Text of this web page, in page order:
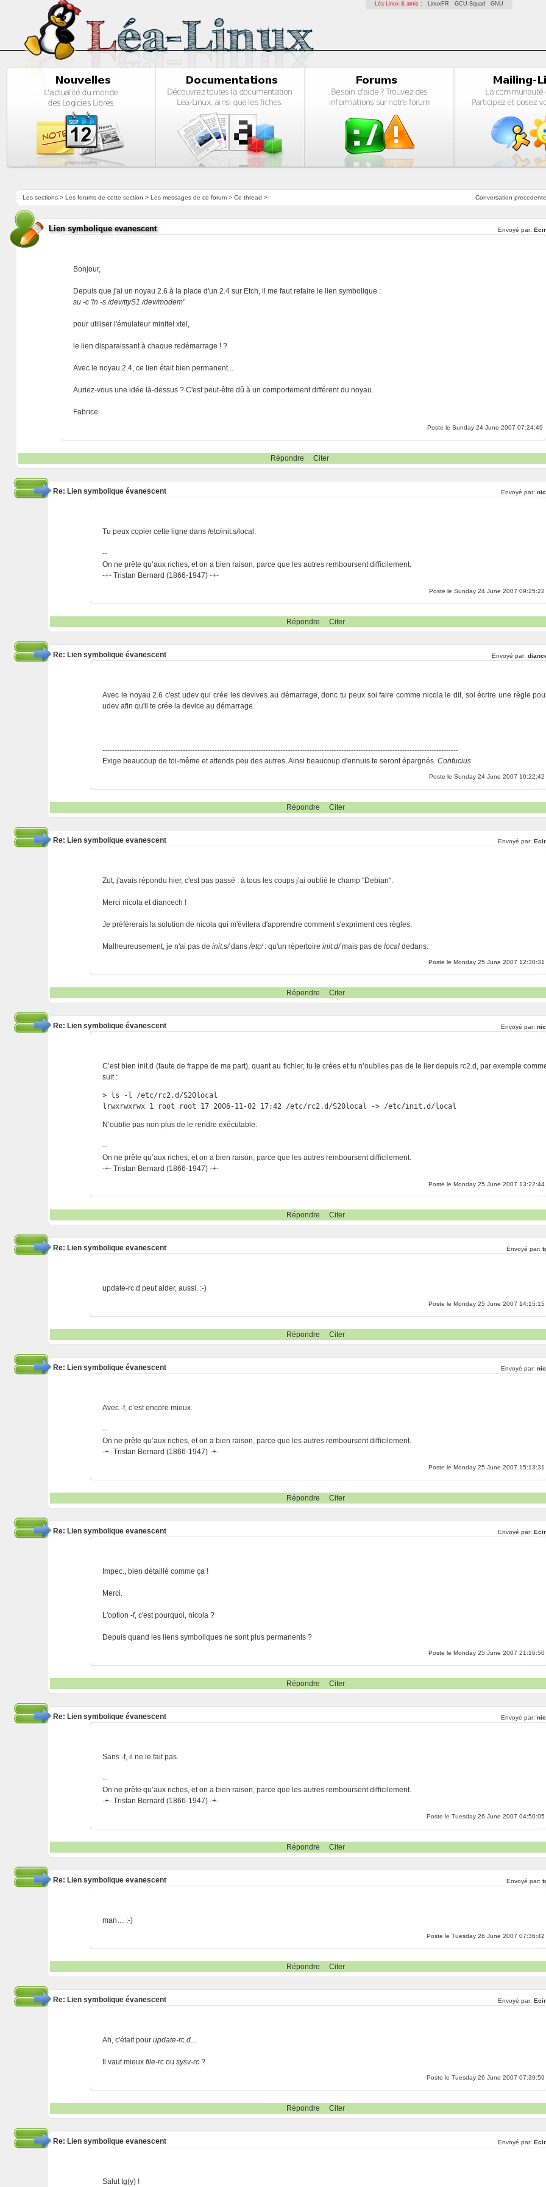
Léa-Linux & amis : LinuxFR GCU-Squad GNU
Conversation precedente
Les sections> Les forums de cette section > Les messages de ce forum> Ce thread >
Lien symbolique evanescent Envoyé par:
Bonjour,
Depuis que j'ai un noyau 2.6 à la place d'un 2.4 sur Etch, il me faut refaire le lien symbolique :
su -c 'ln -s /dev/ttyS1 /dev/modem'
pour utiliser l'émulateur minitel xtel,
le lien disparaissant à chaque redémarrage ! ?
Avec le noyau 2.4, ce lien était bien permanent...
Auriez-vous une idée là-dessus ? C'est peut-être dû à un comportement différent du noyau.
Fabrice
Poste le Sunday 24 June 2007 07:24:49
Répondre Citer
Re: Lien symbolique évanescent Envoyé par:
Tu peux copier cette ligne dans /etc/init.s/local.
--
On ne prête qu’aux riches, et on a bien raison, parce que les autres remboursent difficilement.
-+- Tristan Bernard (1866-1947) -+-
Poste le Sunday 24 June 2007 09:25:22
Répondre Citer
Re: Lien symbolique évanescent Envoyé par:
Avec le noyau 2.6 c'est udev qui crée les devives au démarrage, donc tu peux soi faire comme nicola le dit, soi écrire une règle
udev afin qu'il te crée la device au démarrage.
--------------------------------------------------------------------------------------------------------------------------------------------------
Exige beaucoup de toi-même et attends peu des autres. Ainsi beaucoup d'ennuis te seront épargnés.Confucius
Poste le Sunday 24 June 2007 10:22:42
Répondre Citer
Re: Lien symbolique evanescent Envoyé par:
Zut, j'avais répondu hier, c'est pas passé : à tous les coups j'ai oublié le champ "Debian".
Merci nicola et diancech !
Je préférerais la solution de nicola qui m'évitera d'apprendre comment s'expriment ces règles.
Malheureusement, je n'ai pas deinit.s/dans/etc/: qu'un répertoireinit.d/mais pas delocal dedans.
Poste le Monday 25 June 2007 12:30:31
Répondre Citer
Re: Lien symbolique évanescent Envoyé par:
C’est bien init.d (faute de frappe de ma part), quant au fichier, tu le crées et tu n’oublies pas de le lier depuis rc2.d, par exemple
suit :
> ls -l /etc/rc2.d/S20local
lrwxrwxrwx 1 root root 17 2006-11-02 17:42 /etc/rc2.d/S20local -> /etc/init.d/local
N’oublie pas non plus de le rendre exécutable.
--
On ne prête qu’aux riches, et on a bien raison, parce que les autres remboursent difficilement.
-+- Tristan Bernard (1866-1947) -+-
Poste le Monday 25 June 2007 13:22:44
Répondre Citer
Re: Lien symbolique evanescent Envoyé par:
update-rc.d peut aider, aussi. :-)
Poste le Monday 25 June 2007 14:15:15
Répondre Citer
Re: Lien symbolique évanescent Envoyé par:
Avec -f, c’est encore mieux.
--
On ne prête qu’aux riches, et on a bien raison, parce que les autres remboursent difficilement.
-+- Tristan Bernard (1866-1947) -+-
Poste le Monday 25 June 2007 15:13:31
Répondre Citer
Re: Lien symbolique evanescent Envoyé par:
Impec., bien détaillé comme ça !
Merci.
L'option -f, c'est pourquoi, nicola ?
Depuis quand les liens symboliques ne sont plus permanents ?
Poste le Monday 25 June 2007 21:16:50
Répondre Citer
Re: Lien symbolique évanescent Envoyé par:
Sans -f, il ne le fait pas.
--
On ne prête qu’aux riches, et on a bien raison, parce que les autres remboursent difficilement.
-+- Tristan Bernard (1866-1947) -+-
Poste le Tuesday 26 June 2007 04:50:05
Répondre Citer
Re: Lien symbolique evanescent Envoyé par:
man… :-)
Poste le Tuesday 26 June 2007 07:36:42
Répondre Citer
Re: Lien symbolique évanescent Envoyé par:
Ah, c'était pourupdate-rc.d...
Il vaut mieuxfile-rc ousysv-rc ?
Poste le Tuesday 26 June 2007 07:39:59
Répondre Citer
Re: Lien symbolique evanescent Envoyé par:
Salut tg(y) !